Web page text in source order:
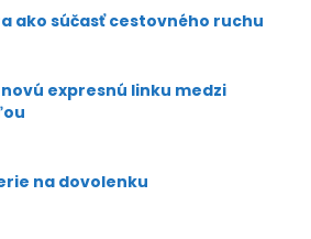
ako súčasť cestovného ruchu
expresnú linku medzi
na dovolenku